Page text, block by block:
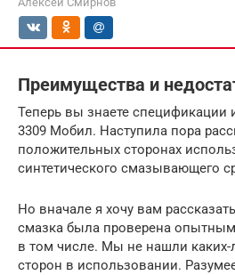
Преимущества и
Теперь вы знаете спецификации
3309 Мобил. Наступила пора
положительных сторонах
синтетического смазывающего
Но вначале я хочу вам
смазка была проверена
в том числе. Мы не нашли каких-
сторон в использовании.